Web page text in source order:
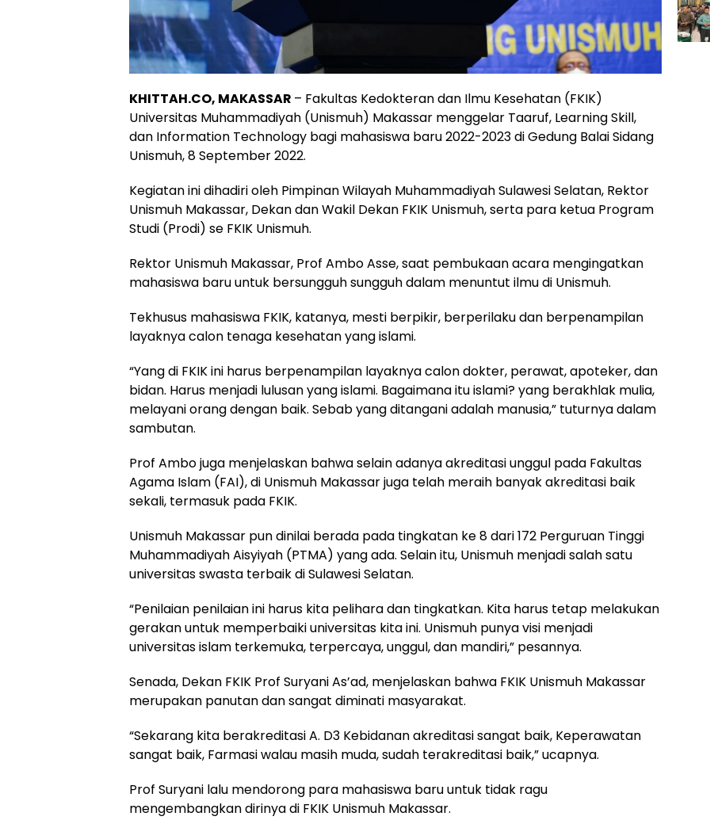
KHITTAH.CO, MAKASSAR – Fakultas Kedokteran dan Ilmu Kesehatan (FKIK)
Universitas Muhammadiyah (Unismuh) Makassar menggelar Taaruf, Learning Skill,
dan Information Technology bagi mahasiswa baru 2022-2023 di Gedung Balai Sidang
Unismuh, 8 September 2022.
Kegiatan ini dihadiri oleh Pimpinan Wilayah Muhammadiyah Sulawesi Selatan, Rektor
Unismuh Makassar, Dekan dan Wakil Dekan FKIK Unismuh, serta para ketua Program
Studi (Prodi) se FKIK Unismuh.
Rektor Unismuh Makassar, Prof Ambo Asse, saat pembukaan acara mengingatkan
mahasiswa baru untuk bersungguh sungguh dalam menuntut ilmu di Unismuh.
Tekhusus mahasiswa FKIK, katanya, mesti berpikir, berperilaku dan berpenampilan
layaknya calon tenaga kesehatan yang islami.
“Yang di FKIK ini harus berpenampilan layaknya calon dokter, perawat, apoteker, dan
bidan. Harus menjadi lulusan yang islami. Bagaimana itu islami? yang berakhlak mulia,
melayani orang dengan baik. Sebab yang ditangani adalah manusia,” tuturnya dalam
sambutan.
Prof Ambo juga menjelaskan bahwa selain adanya akreditasi unggul pada Fakultas
Agama Islam (FAI), di Unismuh Makassar juga telah meraih banyak akreditasi baik
sekali, termasuk pada FKIK.
Unismuh Makassar pun dinilai berada pada tingkatan ke 8 dari 172 Perguruan Tinggi
Muhammadiyah Aisyiyah (PTMA) yang ada. Selain itu, Unismuh menjadi salah satu
universitas swasta terbaik di Sulawesi Selatan.
“Penilaian penilaian ini harus kita pelihara dan tingkatkan. Kita harus tetap melakukan
gerakan untuk memperbaiki universitas kita ini. Unismuh punya visi menjadi
universitas islam terkemuka, terpercaya, unggul, dan mandiri,” pesannya.
Senada, Dekan FKIK Prof Suryani As’ad, menjelaskan bahwa FKIK Unismuh Makassar
merupakan panutan dan sangat diminati masyarakat.
“Sekarang kita berakreditasi A. D3 Kebidanan akreditasi sangat baik, Keperawatan
sangat baik, Farmasi walau masih muda, sudah terakreditasi baik,” ucapnya.
Prof Suryani lalu mendorong para mahasiswa baru untuk tidak ragu
mengembangkan dirinya di FKIK Unismuh Makassar.